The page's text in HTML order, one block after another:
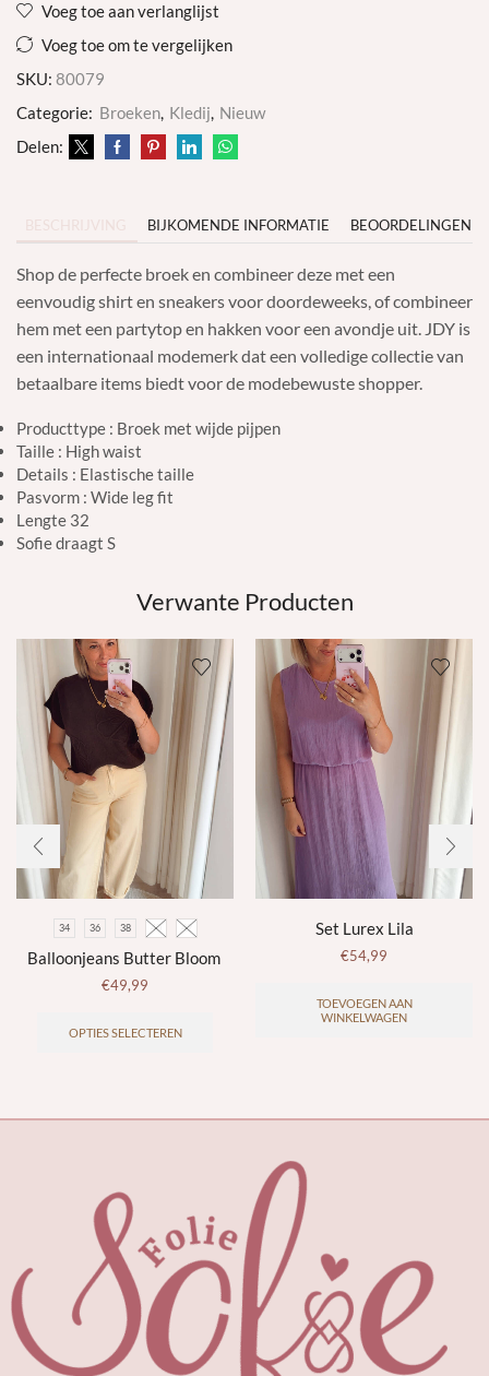
Peat
aantal
Voeg toe aan verlanglijst
Voeg toe om te vergelijken
SKU: 80079
Categorie: Broeken, Kledij, Nieuw
Delen:
BIJKOMENDE INFORMATIE BEOORDELINGEN
Shop de perfecte broek en combineer deze met een
eenvoudig shirt en sneakers voor doordeweeks, of combineer
hem met een partytop en hakken voor een avondje uit. JDY is
een internationaal modemerk dat een volledige collectie van
betaalbare items biedt voor de modebewuste shopper.
Producttype : Broek met wijde pijpen
Taille : High waist
Details : Elastische taille
Pasvorm : Wide leg fit
Lengte 32
Sofie draagt S
Verwante Producten
34 36 38 40 42
Balloonjeans Butter Bloom
€49,99
OPTIES SELECTEREN
worden
op
de
productpagina
Set Lurex Lila
€54,99
TOEVOEGEN AAN
WINKELWAGEN